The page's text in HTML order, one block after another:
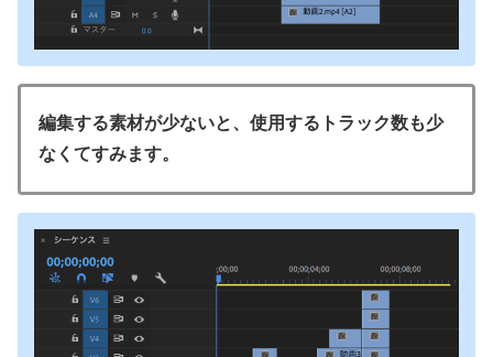
編集する素材が少ないと、使用するトラック数も少
なくてすみます。